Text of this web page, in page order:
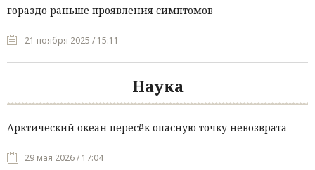
гораздо раньше проявления симптомов
21 ноября 2025 / 15:11
Наука
Арктический океан пересёк опасную точку невозврата
29 мая 2026 / 17:04